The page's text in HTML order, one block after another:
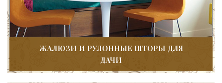
ЖАЛЮЗИ И РУЛОННЫЕ ШТОРЫ ДЛЯ
ДАЧИ